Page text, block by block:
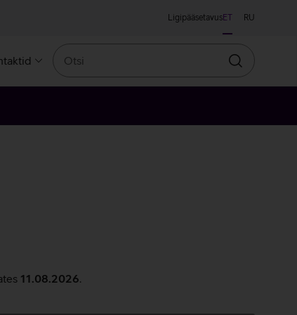
LigipääsetavusET RU
Otsin
11.08.2026